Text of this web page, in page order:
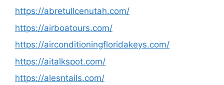
https://abretullcenutah.com/
https://airboatours.com/
https://airconditioningfloridakeys.com/
https://aitalkspot.com/
https://alesntails.com/